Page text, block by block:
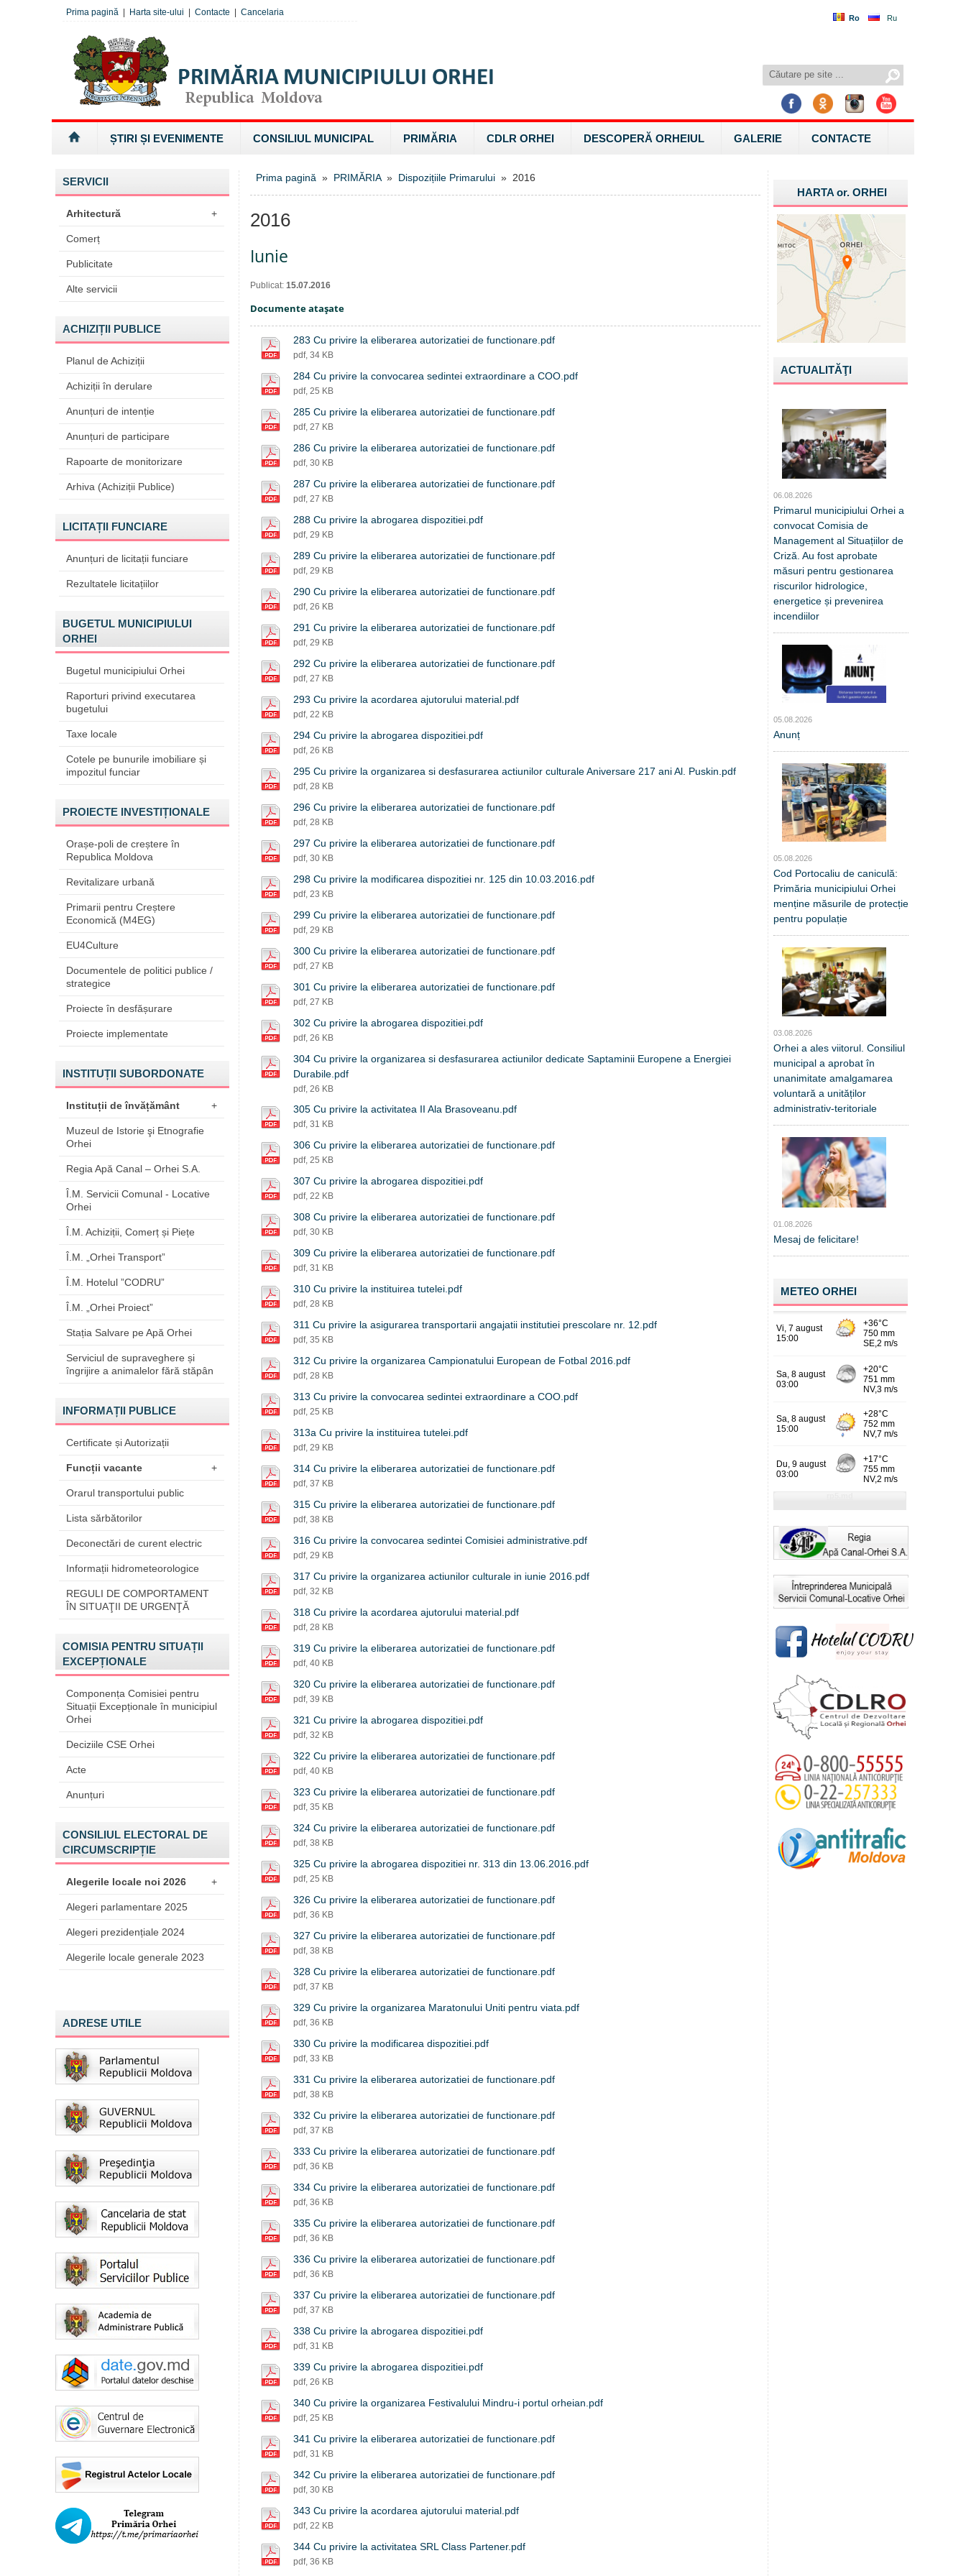
Ro Ru
Prima pagină Harta site-ului Contacte Cancelaria
ȘTIRI ȘI EVENIMENTE CONSILIUL MUNICIPAL PRIMĂRIA CDLR ORHEI DESCOPERĂ ORHEIUL GALERIE CONTACTE
SERVICII
Arhitectură +
Comerț
Publicitate
Alte servicii
ACHIZIȚII PUBLICE
Planul de Achiziții
Achiziții în derulare
Anunțuri de intenție
Anunțuri de participare
Rapoarte de monitorizare
Arhiva (Achiziții Publice)
LICITAȚII FUNCIARE
Anunțuri de licitații funciare
Rezultatele licitațiilor
BUGETUL MUNICIPIULUI
ORHEI
Bugetul municipiului Orhei
Raporturi privind executarea
bugetului
Taxe locale
Cotele pe bunurile imobiliare și
impozitul funciar
PROIECTE INVESTIȚIONALE
Orașe-poli de creștere în
Republica Moldova
Revitalizare urbană
Primarii pentru Creștere
Economică (M4EG)
EU4Culture
Documentele de politici publice /
strategice
Proiecte în desfășurare
Proiecte implementate
INSTITUȚII SUBORDONATE
Instituții de învățământ +
Muzeul de Istorie şi Etnografie
Orhei
Regia Apă Canal – Orhei S.A.
Î.M. Servicii Comunal - Locative
Orhei
Î.M. Achiziții, Comerț și Piețe
Î.M. „Orhei Transport”
Î.M. Hotelul ”CODRU”
Î.M. „Orhei Proiect”
Stația Salvare pe Apă Orhei
Serviciul de supraveghere și
îngrijire a animalelor fără stăpân
INFORMAȚII PUBLICE
Certificate și Autorizații
Funcții vacante +
Orarul transportului public
Lista sărbătorilor
Deconectări de curent electric
Informații hidrometeorologice
REGULI DE COMPORTAMENT
ÎN SITUAŢII DE URGENŢĂ
COMISIA PENTRU SITUAȚII
EXCEPȚIONALE
Componența Comisiei pentru
Situații Excepționale în municipiul
Orhei
Deciziile CSE Orhei
Acte
Anunțuri
CONSILIUL ELECTORAL DE
CIRCUMSCRIPȚIE
Alegerile locale noi 2026 +
Alegeri parlamentare 2025
Alegeri prezidențiale 2024
Alegerile locale generale 2023
ADRESE UTILE
Prima pagină » PRIMĂRIA» Dispozițiile Primarului » 2016
2016
Iunie
Publicat: 15.07.2016
Documente ataşate
283 Cu privire la eliberarea autorizatiei de functionare.pdf
pdf, 34 KB
284 Cu privire la convocarea sedintei extraordinare a COO.pdf
pdf, 25 KB
285 Cu privire la eliberarea autorizatiei de functionare.pdf
pdf, 27 KB
286 Cu privire la eliberarea autorizatiei de functionare.pdf
pdf, 30 KB
287 Cu privire la eliberarea autorizatiei de functionare.pdf
pdf, 27 KB
288 Cu privire la abrogarea dispozitiei.pdf
pdf, 29 KB
289 Cu privire la eliberarea autorizatiei de functionare.pdf
pdf, 29 KB
290 Cu privire la eliberarea autorizatiei de functionare.pdf
pdf, 26 KB
291 Cu privire la eliberarea autorizatiei de functionare.pdf
pdf, 29 KB
292 Cu privire la eliberarea autorizatiei de functionare.pdf
pdf, 27 KB
293 Cu privire la acordarea ajutorului material.pdf
pdf, 22 KB
294 Cu privire la abrogarea dispozitiei.pdf
pdf, 26 KB
295 Cu privire la organizarea si desfasurarea actiunilor culturale Aniversare 217 ani Al. Puskin.pdf
pdf, 28 KB
296 Cu privire la eliberarea autorizatiei de functionare.pdf
pdf, 28 KB
297 Cu privire la eliberarea autorizatiei de functionare.pdf
pdf, 30 KB
298 Cu privire la modificarea dispozitiei nr. 125 din 10.03.2016.pdf
pdf, 23 KB
299 Cu privire la eliberarea autorizatiei de functionare.pdf
pdf, 29 KB
300 Cu privire la eliberarea autorizatiei de functionare.pdf
pdf, 27 KB
301 Cu privire la eliberarea autorizatiei de functionare.pdf
pdf, 27 KB
302 Cu privire la abrogarea dispozitiei.pdf
pdf, 26 KB
304 Cu privire la organizarea si desfasurarea actiunilor dedicate Saptaminii Europene a Energiei
Durabile.pdf
pdf, 26 KB
305 Cu privire la activitatea II Ala Brasoveanu.pdf
pdf, 31 KB
306 Cu privire la eliberarea autorizatiei de functionare.pdf
pdf, 25 KB
307 Cu privire la abrogarea dispozitiei.pdf
pdf, 22 KB
308 Cu privire la eliberarea autorizatiei de functionare.pdf
pdf, 30 KB
309 Cu privire la eliberarea autorizatiei de functionare.pdf
pdf, 31 KB
310 Cu privire la instituirea tutelei.pdf
pdf, 28 KB
311 Cu privire la asigurarea transportarii angajatii institutiei prescolare nr. 12.pdf
pdf, 35 KB
312 Cu privire la organizarea Campionatului European de Fotbal 2016.pdf
pdf, 28 KB
313 Cu privire la convocarea sedintei extraordinare a COO.pdf
pdf, 25 KB
313a Cu privire la instituirea tutelei.pdf
pdf, 29 KB
314 Cu privire la eliberarea autorizatiei de functionare.pdf
pdf, 37 KB
315 Cu privire la eliberarea autorizatiei de functionare.pdf
pdf, 38 KB
316 Cu privire la convocarea sedintei Comisiei administrative.pdf
pdf, 29 KB
317 Cu privire la organizarea actiunilor culturale in iunie 2016.pdf
pdf, 32 KB
318 Cu privire la acordarea ajutorului material.pdf
pdf, 28 KB
319 Cu privire la eliberarea autorizatiei de functionare.pdf
pdf, 40 KB
320 Cu privire la eliberarea autorizatiei de functionare.pdf
pdf, 39 KB
321 Cu privire la abrogarea dispozitiei.pdf
pdf, 32 KB
322 Cu privire la eliberarea autorizatiei de functionare.pdf
pdf, 40 KB
323 Cu privire la eliberarea autorizatiei de functionare.pdf
pdf, 35 KB
324 Cu privire la eliberarea autorizatiei de functionare.pdf
pdf, 38 KB
325 Cu privire la abrogarea dispozitiei nr. 313 din 13.06.2016.pdf
pdf, 25 KB
326 Cu privire la eliberarea autorizatiei de functionare.pdf
pdf, 36 KB
327 Cu privire la eliberarea autorizatiei de functionare.pdf
pdf, 38 KB
328 Cu privire la eliberarea autorizatiei de functionare.pdf
pdf, 37 KB
329 Cu privire la organizarea Maratonului Uniti pentru viata.pdf
pdf, 36 KB
330 Cu privire la modificarea dispozitiei.pdf
pdf, 33 KB
331 Cu privire la eliberarea autorizatiei de functionare.pdf
pdf, 38 KB
332 Cu privire la eliberarea autorizatiei de functionare.pdf
pdf, 37 KB
333 Cu privire la eliberarea autorizatiei de functionare.pdf
pdf, 36 KB
334 Cu privire la eliberarea autorizatiei de functionare.pdf
pdf, 36 KB
335 Cu privire la eliberarea autorizatiei de functionare.pdf
pdf, 36 KB
336 Cu privire la eliberarea autorizatiei de functionare.pdf
pdf, 36 KB
337 Cu privire la eliberarea autorizatiei de functionare.pdf
pdf, 37 KB
338 Cu privire la abrogarea dispozitiei.pdf
pdf, 31 KB
339 Cu privire la abrogarea dispozitiei.pdf
pdf, 26 KB
340 Cu privire la organizarea Festivalului Mindru-i portul orheian.pdf
pdf, 25 KB
341 Cu privire la eliberarea autorizatiei de functionare.pdf
pdf, 31 KB
342 Cu privire la eliberarea autorizatiei de functionare.pdf
pdf, 30 KB
343 Cu privire la acordarea ajutorului material.pdf
pdf, 22 KB
344 Cu privire la activitatea SRL Class Partener.pdf
pdf, 36 KB
HARTA or.ORHEI
ACTUALITĂŢI
06.08.2026
Primarul municipiului Orhei a
convocat Comisia de
Management al Situațiilor de
Criză. Au fost aprobate
măsuri pentru gestionarea
riscurilor hidrologice,
energetice și prevenirea
incendiilor
05.08.2026
Anunț
05.08.2026
Cod Portocaliu de caniculă:
Primăria municipiului Orhei
menține măsurile de protecție
pentru populație
03.08.2026
Orhei a ales viitorul. Consiliul
municipal a aprobat în
unanimitate amalgamarea
voluntară a unităților
administrativ-teritoriale
01.08.2026
Mesaj de felicitare!
METEO ORHEI